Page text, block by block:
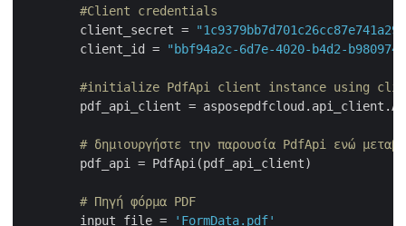
#Client credentials
        client_secret =
        client_id =
"bbf94a2c-6d7e-4020-b4d2-
#initialize PdfApi client instance using
pdf_api_client =
# δημιουργήστε την παρουσία PdfApi ενώ
        pdf_api = PdfApi(pdf_api_client)
# Πηγή φόρμα PDF
        input_file =
'FormData.pdf'